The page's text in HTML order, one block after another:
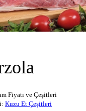
Fiyatı ve Çeşitleri
Kuzu Et Çeşitleri